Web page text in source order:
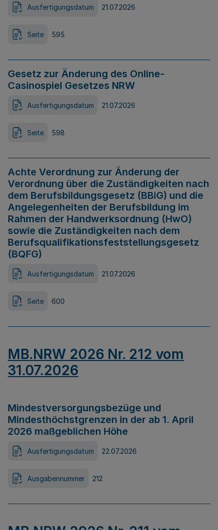
Ausfertigungsdatum 21.07.2026
Seite 595
Gesetz zur Änderung des Online-
Casinospiel Gesetzes NRW
Ausfertigungsdatum 21.07.2026
Seite 598
Achte Verordnung zur Änderung der
Verordnung über die Zuständigkeiten nach
dem Berufsbildungsgesetz (BBiG) und die
Angelegenheiten der Berufsbildung im
Rahmen der Handwerksordnung (HwO)
sowie die Zuständigkeiten nach dem
Berufsqualifikationsfeststellungsgesetz
(BQFG)
Ausfertigungsdatum 21.07.2026
Seite 600
MB.NRW 2026 Nr. 212 vom
31.07.2026
Mindestversorgungsbezüge und
Mindesthöchstgrenzen in der ab 1. April
2026 maßgeblichen Höhe
Ausfertigungsdatum 22.07.2026
Ausgabennummer 212